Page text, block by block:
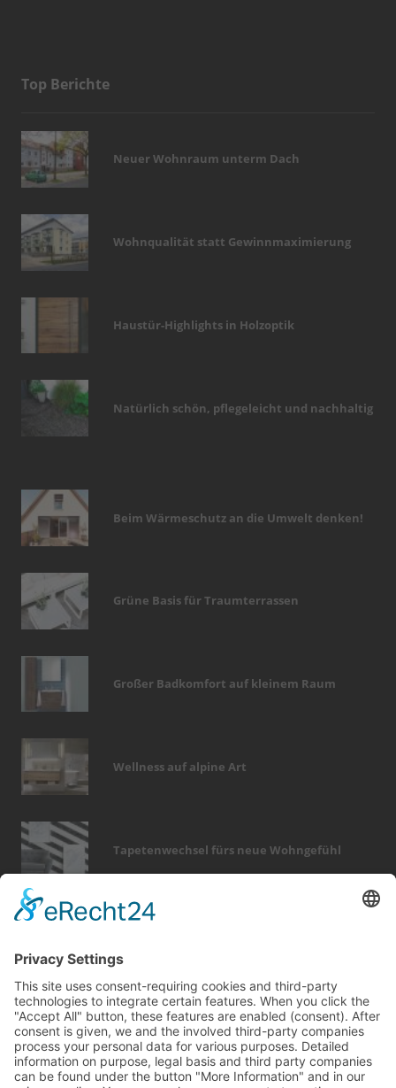
Top Berichte
Neuer Wohnraum unterm Dach
Wohnqualität statt Gewinnmaximierung
Haustür-Highlights in Holzoptik
Natürlich schön, pflegeleicht und nachhaltig
Beim Wärmeschutz an die Umwelt denken!
Grüne Basis für Traumterrassen
Großer Badkomfort auf kleinem Raum
Wellness auf alpine Art
Tapetenwechsel fürs neue Wohngefühl
dämmung fenster entfeuchtung
wintergarten
dekoration
türen immobilien
elektro
sicherheit
photovoltaik feuer garten
möbel